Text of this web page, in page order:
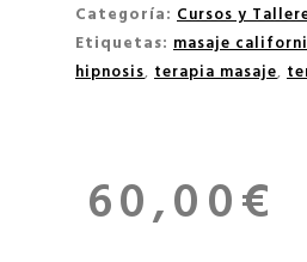
Categoría: Cursos y
Etiquetas: masaje
hipnosis, terapia masaje,
60,00€